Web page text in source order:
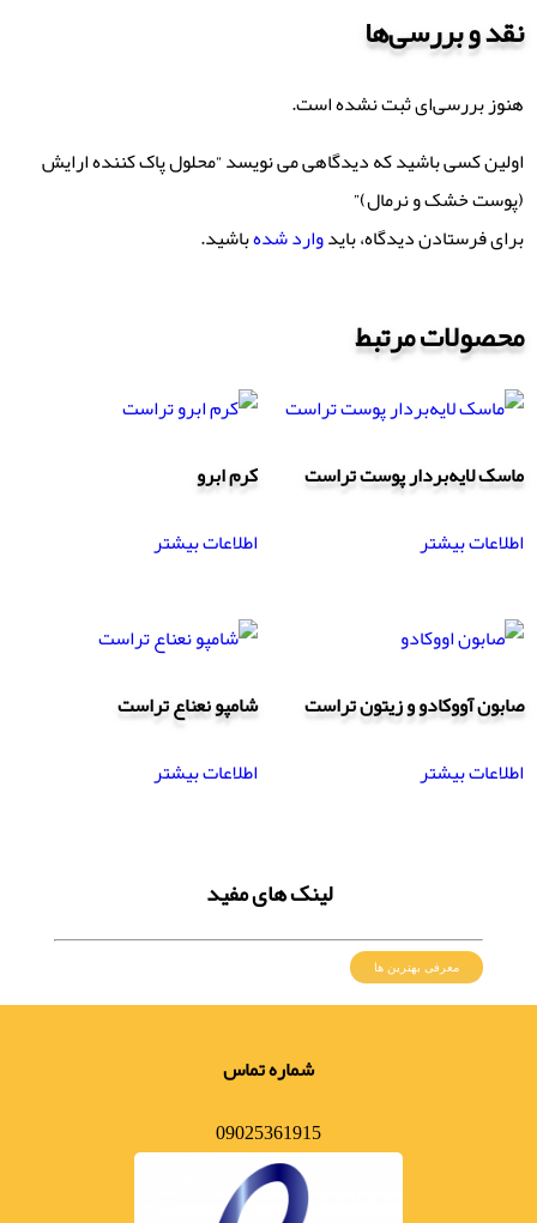
نقد و بررسی‌ها
هنوز بررسی‌ای ثبت نشده است.
اولین کسی باشید که دیدگاهی می نویسد “محلول پاک کننده ارایش
(پوست خشک و نرمال)”
برای فرستادن دیدگاه، بایدوارد شدهباشید.
محصولات مرتبط
ماسک لایه‌بردار پوست تراست
اطلاعات بیشتر
کرم ابرو
اطلاعات بیشتر
صابون آووکادو و زیتون تراست
اطلاعات بیشتر
شامپو نعناع تراست
اطلاعات بیشتر
لینک های مفید
معرفی بهترین ها
شماره تماس
09025361915